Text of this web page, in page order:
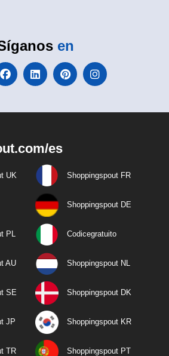
en
es
UK Shoppingspout FR
Shoppingspout DE
PL Codicegratuito
AU Shoppingspout NL
SE Shoppingspout DK
JP Shoppingspout KR
TR Shoppingspout PT